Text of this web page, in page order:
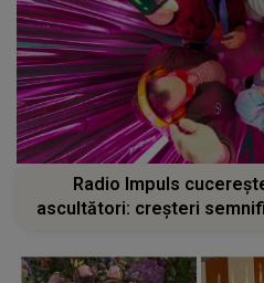
Radio Impuls
ascultători: creșteri